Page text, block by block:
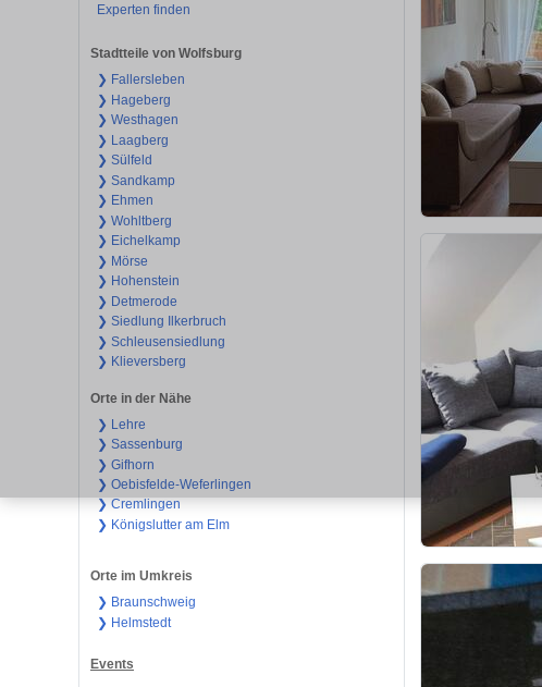
Experten finden
Stadtteile von Wolfsburg
❯ Fallersleben
❯ Hageberg
❯ Westhagen
❯ Laagberg
❯ Sülfeld
❯ Sandkamp
❯ Ehmen
❯ Wohltberg
❯ Eichelkamp
❯ Mörse
❯ Hohenstein
❯ Detmerode
❯ Siedlung Ilkerbruch
❯ Schleusensiedlung
❯ Klieversberg
Orte in der Nähe
❯ Lehre
❯ Sassenburg
❯ Gifhorn
❯ Oebisfelde-Weferlingen
❯ Cremlingen
❯ Königslutter am Elm
Orte im Umkreis
❯ Braunschweig
❯ Helmstedt
Events